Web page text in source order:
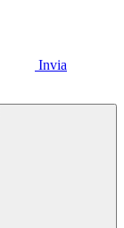
Invia